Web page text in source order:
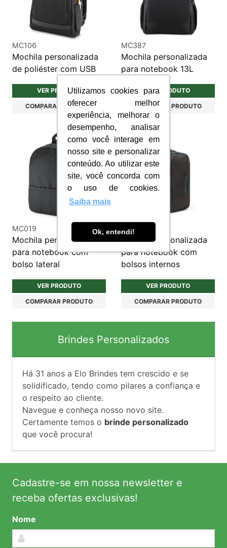
Utilizamos cookies para
oferecer melhor
experiência, melhorar o
desempenho, analisar
como você interage em
nosso site e personalizar
conteúdo. Ao utilizar este
site, você concorda com
o uso de cookies.
Saiba mais
Ok, entendi!
MC106
Mochila personalizada
de poliéster com USB
VER PRODUTO
COMPARAR PRODUTO
MC387
Mochila personalizada
para notebook 13L
VER PRODUTO
COMPARAR PRODUTO
MC019
Mochila personalizada
para notebook com
bolso lateral
VER PRODUTO
COMPARAR PRODUTO
MC288
Mochila personalizada
para notebook com
bolsos internos
VER PRODUTO
COMPARAR PRODUTO
Brindes Personalizados
Há 31 anos a Elo Brindes tem crescido e se
solidificado, tendo como pilares a confiança e
o respeito ao cliente.
Navegue e conheça nosso novo site.
Certamente temos o brinde personalizado
que você procura!
Cadastre-se em nossa newsletter e
receba ofertas exclusivas!
Nome